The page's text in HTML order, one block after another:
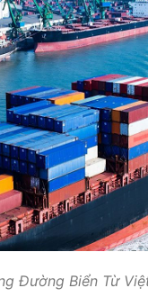
Đường Biển Từ